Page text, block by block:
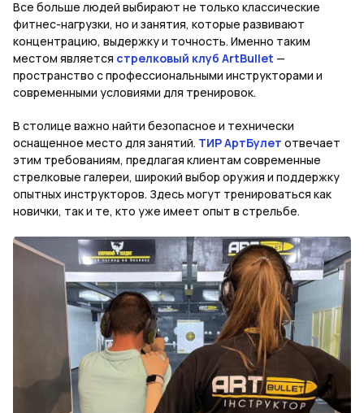
Все больше людей выбирают не только классические
фитнес-нагрузки, но и занятия, которые развивают
концентрацию, выдержку и точность. Именно таким
местом является стрелковый клуб ArtBullet —
пространство с профессиональными инструкторами и
современными условиями для тренировок.
В столице важно найти безопасное и технически
оснащенное место для занятий. ТИР АртБулет отвечает
этим требованиям, предлагая клиентам современные
стрелковые галереи, широкий выбор оружия и поддержку
опытных инструкторов. Здесь могут тренироваться как
новички, так и те, кто уже имеет опыт в стрельбе.